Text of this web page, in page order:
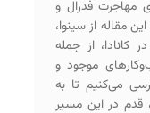
مهاجرت فدرال و
مقاله از سینوا،
از جمله
موجود و
می‌کنیم تا به
قدم در این مسیر